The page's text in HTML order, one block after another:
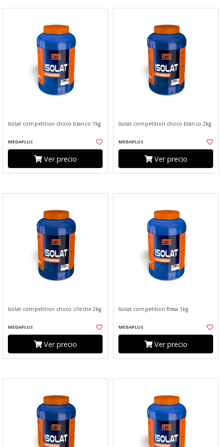
Isolat competition choco blanco 1kg
MEGAPLUS
Ver precio
Isolat competition choco blanco 2kg
MEGAPLUS
Ver precio
Isolat competition choco c/leche 2kg
MEGAPLUS
Ver precio
Isolat competition fresa 1kg
MEGAPLUS
Ver precio